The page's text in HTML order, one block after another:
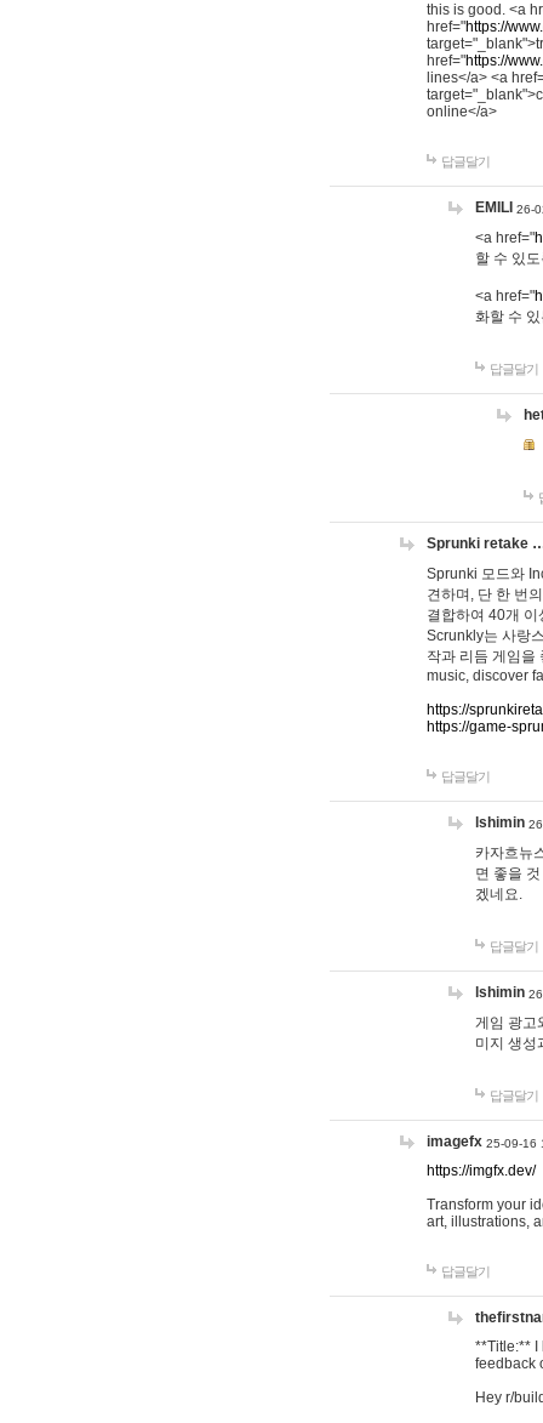
this is good. <a
href="https://
href="https://
lines</a> <a
online</a>
답글달기
EMILI 26-
<a href="
할 수 있
<a href="
화할 수
답글달기
Sprunki retake
Sprunki 모드와
견하며, 단 한 번
결합하여 40개
Scrunkly는 사랑
작과 리듬 게임을
music, discover
https://
https://game-
답글달기
lshimin
카자흐뉴
면 좋을
겠네요.
답글달기
lshimin
게임 광고
미지 생성
답글달기
imagefx 25-09-16
https://imgfx.dev/
Transform your
art, illustrations,
답글달기
**Title:** I
feedback
Hey r/